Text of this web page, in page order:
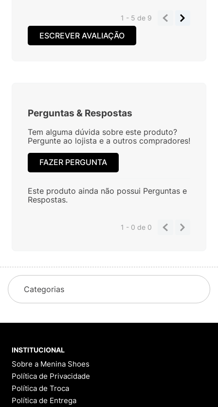
1 - 5de 9
ESCREVER AVALIAÇÃO
Perguntas & Respostas
Tem alguma dúvida sobre este produto?
Pergunte ao lojista e a outros compradores!
FAZER PERGUNTA
Este produto ainda não possui Perguntas e
Respostas.
1 - 0de 0
Categorias
INSTITUCIONAL
Sobre a Menina Shoes
Política de Privacidade
Política de Troca
Política de Entrega